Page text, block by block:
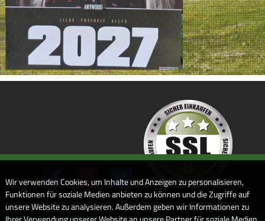
Wir verwenden Cookies, um Inhalte und Anzeigen zu personalisieren,
Funktionen für soziale Medien anbieten zu können und die Zugriffe auf
unsere Website zu analysieren. Außerdem geben wir Informationen zu